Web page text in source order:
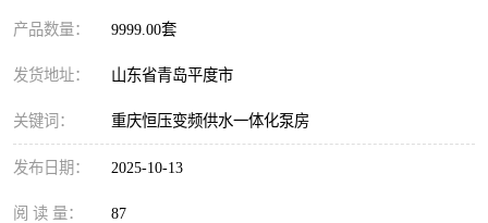
产品数量： 9999.00套
发货地址： 山东省青岛平度市
关键词： 重庆恒压变频供水一体化泵房
发布日期： 2025-10-13
阅 读 量： 87
水平自清洗格栅
灌溉泵房